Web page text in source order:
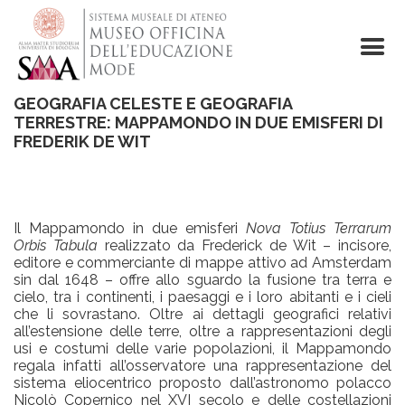
contenuto
principale
GEOGRAFIA CELESTE E GEOGRAFIA
TERRESTRE: MAPPAMONDO IN DUE EMISFERI DI
FREDERIK DE WIT
Il Mappamondo in due emisferi Nova Totius Terrarum
Orbis Tabula realizzato da Frederick de Wit – incisore,
editore e commerciante di mappe attivo ad Amsterdam
sin dal 1648 – offre allo sguardo la fusione tra terra e
cielo, tra i continenti, i paesaggi e i loro abitanti e i cieli
che li sovrastano. Oltre ai dettagli geografici relativi
all’estensione delle terre, oltre a rappresentazioni degli
usi e costumi delle varie popolazioni, il Mappamondo
regala infatti all’osservatore una rappresentazione del
sistema eliocentrico proposto dall’astronomo polacco
Nicolò Copernico nel XVI secolo e delle costellazioni